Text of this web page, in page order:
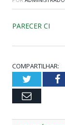
PARECER CI
COMPARTILHAR:
Twitter
Email